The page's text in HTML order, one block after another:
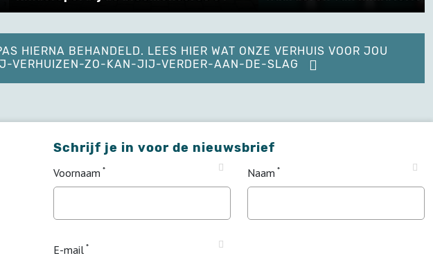
HIERNA BEHANDELD. LEES HIER WAT ONZE VERHUIS VOOR JOU
VERHUIZEN-ZO-KAN-JIJ-VERDER-AAN-DE-SLAG
Schrijf je in voor de nieuwsbrief
Voornaam Naam
E-mail